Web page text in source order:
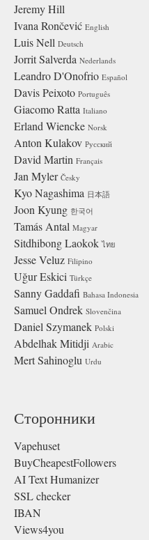
Jeremy Hill
Ivana Rončević English
Luis Nell Deutsch
Jorrit Salverda Nederlands
Leandro D'Onofrio Español
Davis Peixoto Português
Giacomo Ratta Italiano
Erland Wiencke Norsk
Anton Kulakov Русский
David Martin Français
Jan Myler Česky
Kyo Nagashima 日本語
Joon Kyung 한국어
Tamás Antal Magyar
Sitdhibong Laokok ไทย
Jesse Veluz Filipino
Uğur Eskici Türkçe
Sanny Gaddafi Bahasa Indonesia
Samuel Ondrek Slovenčina
Daniel Szymanek Polski
Abdelhak Mitidji Arabic
Mert Sahinoglu Urdu
Сторонники
Vapehuset
BuyCheapestFollowers
AI Text Humanizer
SSL checker
IBAN
Views4you